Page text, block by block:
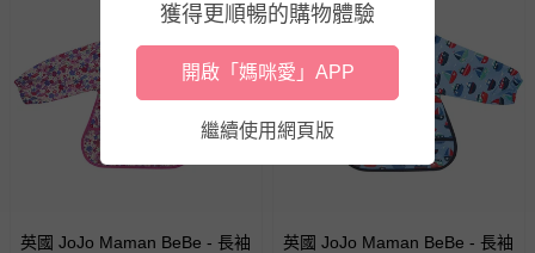
英國 JoJo Maman BeBe - 長袖
英國 JoJo Maman BeBe - 長袖
獲得更順暢的購物體驗
開啟「媽咪愛」APP
繼續使用網頁版